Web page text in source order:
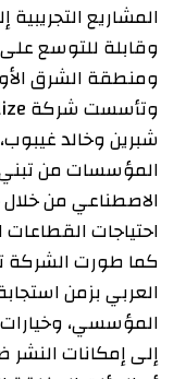
المشاريع
وقابلة للتوسع
ومنطقة الشرق
شبرين وخالد
المؤسسات من تبني
الاصطناعي من
احتياجات
كما طورت الشركة
العربي بزمن
المؤسسي،
إلى إمكانات النشر